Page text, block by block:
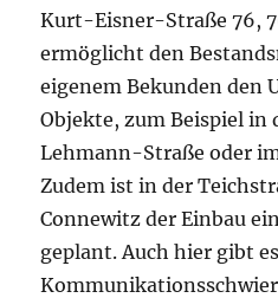
Kurt-Eisner-Straße 76,
ermöglicht den
eigenem Bekunden den
Objekte, zum Beispiel in
Lehmann-Straße oder
Zudem ist in der
Connewitz der Einbau
geplant. Auch hier gibt